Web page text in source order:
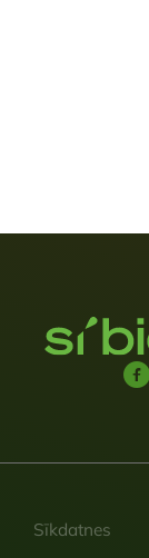
Sīkdatnes